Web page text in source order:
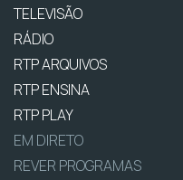
TELEVISÃO
RÁDIO
RTP ARQUIVOS
RTP ENSINA
RTP PLAY
EM DIRETO
REVER PROGRAMAS